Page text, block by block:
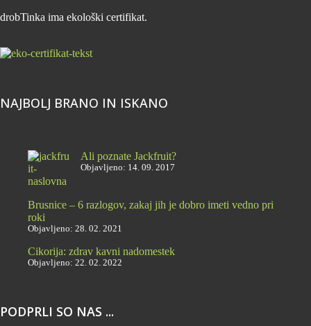
drobTinka ima ekološki certifikat.
NAJBOLJ BRANO IN ISKANO
Ali poznate Jackfruit?
Objavljeno: 14. 09. 2017
Brusnice – 6 razlogov, zakaj jih je dobro imeti vedno pri
roki
Objavljeno: 28. 02. 2021
Cikorija: zdrav kavni nadomestek
Objavljeno: 22. 02. 2022
PODPRLI SO NAS ...